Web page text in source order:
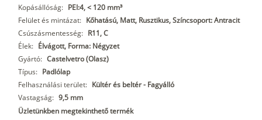
Kopásállóság: PEI:4, < 120 mm³
Felület és mintázat: Kőhatású, Matt, Rusztikus, Színcsoport: Antracit
Csúszásmentesség: R11, C
Élek: Élvágott, Forma: Négyzet
Gyártó: Castelvetro (Olasz)
Típus: Padlólap
Felhasználási terület: Kültér és beltér - Fagyálló
Vastagság: 9,5 mm
Üzletünkben megtekinthető termék